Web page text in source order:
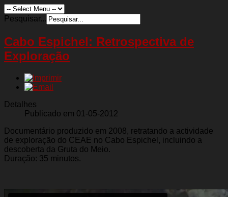
Pesquisar...
Cabo Espichel: Retrospectiva de
Exploração
Detalhes
Publicado em 01-05-2012
Documentário produzido em 2008, retratando a actividade
de exploração do CEAE no Cabo Espichel, incluindo a
descoberta da Gruta do Meio.
Duração: 35 minutos.